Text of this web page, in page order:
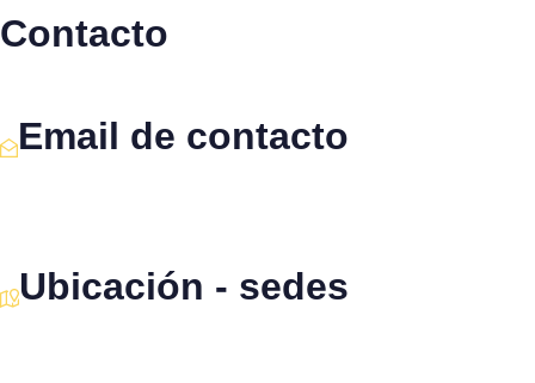
Contacto
Email de contacto
Ubicación - sedes